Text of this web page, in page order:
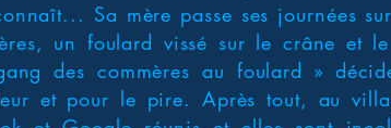
Sa mère passe ses journées
un foulard vissé sur le crâne et
des commères au foulard »
et pour le pire. Après tout, au